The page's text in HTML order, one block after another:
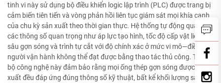
tinh vi này sử dụng bộ điều khiển logic lập trình (PLC) được trang bị
cảm biến tiên tiến và vòng phản hồi liên tục giám sát mọi khía cạnh
của chu kỳ sản xuất theo thời gian thực. Hệ thống tự động quản lý
các thông số quan trọng như áp lực tạo hình, tốc độ cấp vật liệu, độ
sâu gợn sóng và trình tự cắt với độ chính xác ở mức vi mô—điều mà
người vận hành không thể đạt được bằng thao tác thủ công. Tiến
bộ công nghệ này đảm bảo rằng mọi ống thép gợn sóng được sản
xuất đều đáp ứng đúng thông số kỹ thuật, bất kể khối lượng sản